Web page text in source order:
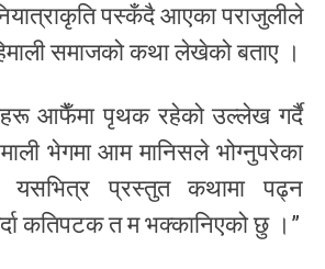
पस्कँदै आएका पराजुलीले
समाजको कथा लेखेको बताए ।
आफैँमा पृथक रहेको उल्लेख गर्दै
भेगमा आम मानिसले भोग्नुपरेका
प्रस्तुत कथामा पढ्न
कतिपटक त म भक्कानिएको छु ।”